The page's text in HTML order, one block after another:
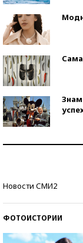
Новости СМИ2
ФОТОИСТОРИИ